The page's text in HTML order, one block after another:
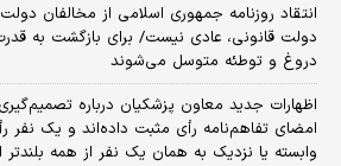
انتقاد روزنامه جمهوری اسلامی از مخالفان
دولت قانونی، عادی نیست/ برای بازگشت به
دروغ و توطئه متوسل می‌شوند
امضای تفاهم‌نامه رأی مثبت داده‌اند و یک
وابسته یا نزدیک به همان یک نفر از همه